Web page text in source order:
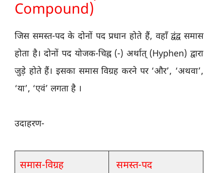
Compound)
जिस समस्त-पद के दोनों पद प्रधान होते हैं, वहाँ द्वंद्व समास
होता है। दोनों पद योजक-चिह्न (-) अर्थात् (Hyphen) द्वारा
जुड़े होते हैं। इसका समास विग्रह करने पर ‘और’, ‘अथवा’,
‘या’, ‘एवं’ लगता है ।
उदाहरण-
समास-विग्रह समस्त-पद